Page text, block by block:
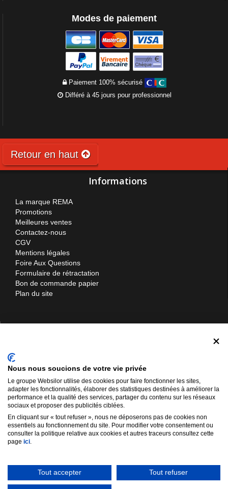
Modes de paiement
Paiement 100% sécurisé
Différé à 45 jours pour professionnel
Retour en haut
Informations
La marque REMA
Promotions
Meilleures ventes
Contactez-nous
CGV
Mentions légales
Foire Aux Questions
Formulaire de rétractation
Bon de commande papier
Plan du site
Contactez-nous
Websilor SARL
12 rue d'Ukraine
57310 Bertrange
03 72 52 01 76
03 59 11 01 91
info@materiel-manutention.com
Materiel-manutention.com est la propriété exclusive de Websilor SARL |
Nous nous soucions de votre vie privée
Le groupe Websilor utilise des cookies pour faire fonctionner les sites,
adapter les fonctionnalités, élaborer des statistiques destinées à améliorer la
performance et la qualité des services, partager du contenu sur les réseaux
sociaux et proposer des publicités ciblées.
En cliquant sur « tout refuser », nous ne déposerons pas de cookies non
essentiels au fonctionnement du site. Pour modifier votre consentement ou
consulter la politique relative aux cookies et autres traceurs consultez cette
page ici.
Tout accepter Tout refuser